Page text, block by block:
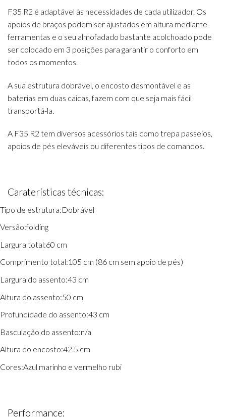
F35 R2 é adaptável às necessidades de cada utilizador. Os
apoios de braços podem ser ajustados em altura mediante
ferramentas e o seu almofadado bastante acolchoado pode
ser colocado em 3 posições para garantir o conforto em
todos os momentos.
A sua estrutura dobrável, o encosto desmontável e as
baterias em duas caicas, fazem com que seja mais fácil
transportá-la.
A F35 R2 tem diversos acessórios tais como trepa passeios,
apoios de pés eleváveis ou diferentes tipos de comandos.
Caraterísticas técnicas:
Tipo de estrutura:Dobrável
Versão:folding
Largura total:60 cm
Comprimento total:105 cm (86 cm sem apoio de pés)
Largura do assento:43 cm
Altura do assento:50 cm
Profundidade do assento:43 cm
Basculação do assento:n/a
Altura do encosto:42.5 cm
Cores:Azul marinho e vermelho rubi
Performance: